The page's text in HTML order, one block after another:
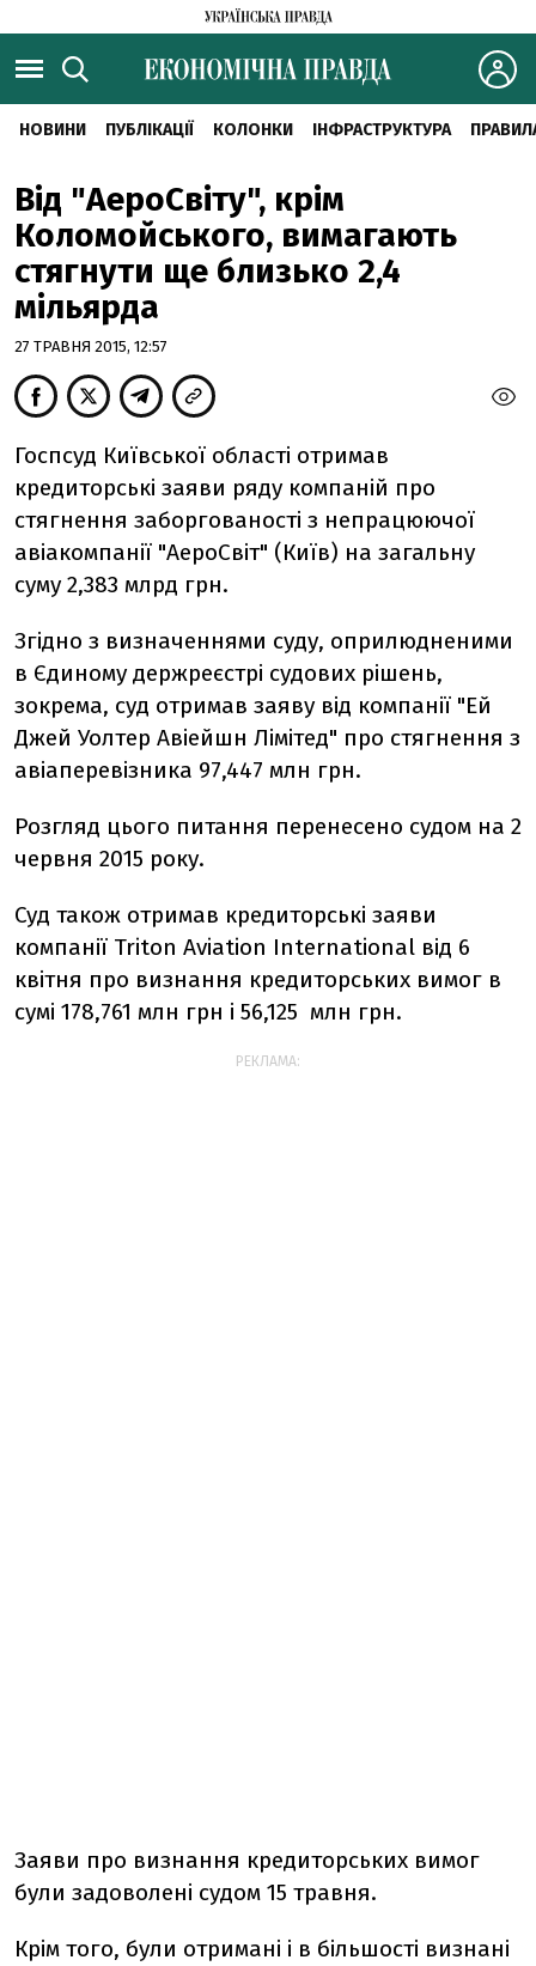
НОВИНИ ПУБЛІКАЦІЇ КОЛОНКИ ІНФРАСТРУКТУРА
Від "АероСвіту", крім
Коломойського, вимагають
стягнути ще близько 2,4
мільярда
27 ТРАВНЯ 2015, 12:57
Госпсуд Київської області отримав
кредиторські заяви ряду компаній про
стягнення заборгованості з непрацюючої
авіакомпанії "АероСвіт" (Київ) на загальну
суму 2,383 млрд грн.
Згідно з визначеннями суду, оприлюдненими
в Єдиному держреєстрі судових рішень,
зокрема, суд отримав заяву від компанії "Ей
Джей Уолтер Авіейшн Лімітед" про стягнення з
авіаперевізника 97,447 млн грн.
Розгляд цього питання перенесено судом на 2
червня 2015 року.
Суд також отримав кредиторські заяви
компанії Triton Aviation International від 6
квітня про визнання кредиторських вимог в
сумі 178,761 млн грн і 56,125 млн грн.
РЕКЛАМА:
Заяви про визнання кредиторських вимог
були задоволені судом 15 травня.
Крім того, були отримані і в більшості визнані